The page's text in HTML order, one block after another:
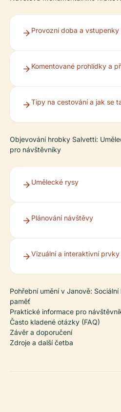
Provozní doba a vstupenky
Komentované prohlídky a
Tipy na cestování a jak se
Objevování hrobky Salvetti:
pro návštěvníky
Umělecké rysy
Plánování návštěvy
Vizuální a interaktivní prvky
Pohřební umění v Janově:
paměť
Praktické informace pro
Často kladené otázky (FAQ)
Závěr a doporučení
Zdroje a další četba